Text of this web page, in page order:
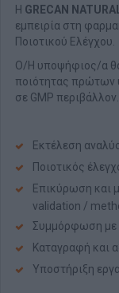
Η GRECAN
εμπειρία στη
Ποιοτικού Ελέγχου.
Ο/Η υποψήφιος/α θα
ποιότητας πρώτων
σε GMP περιβάλλον.
Εκτέλεση
Ποιοτικός
Επικύρωση και
validation /
Συμμόρφωση με
Καταγραφή και
Υποστήριξη